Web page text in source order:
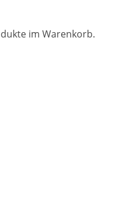
im Warenkorb.